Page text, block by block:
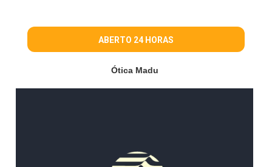
ABERTO 24 HORAS
Ótica Madu